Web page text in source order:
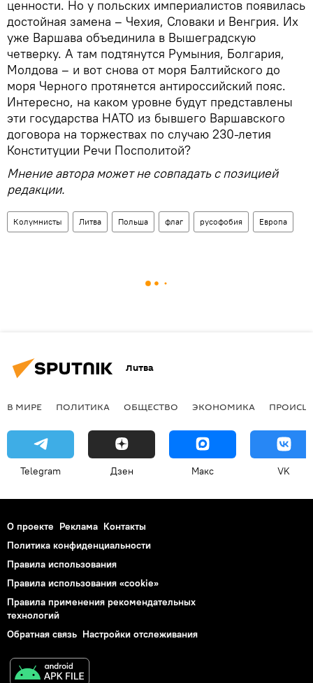
ценности. Но у польских империалистов появилась
достойная замена – Чехия, Словаки и Венгрия. Их
уже Варшава объединила в Вышеградскую
четверку. А там подтянутся Румыния, Болгария,
Молдова – и вот снова от моря Балтийского до
моря Черного протянется антироссийский пояс.
Интересно, на каком уровне будут представлены
эти государства НАТО из бывшего Варшавского
договора на торжествах по случаю 230-летия
Конституции Речи Посполитой?
Мнение автора может не совпадать с позицией
редакции.
Колумнисты Литва Польша флаг русофобия Европа
Литва
В МИРЕ ПОЛИТИКА ОБЩЕСТВО ЭКОНОМИКА
Telegram Дзен Макс VK
О проекте Реклама Контакты
Политика конфиденциальности
Правила использования
Правила использования «cookie»
Правила применения рекомендательных
технологий
Обратная связь Настройки отслеживания